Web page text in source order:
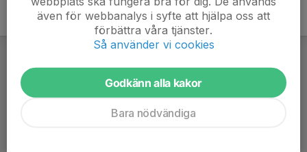
även för webbanalys i syfte att hjälpa oss att
förbättra våra tjänster.
Så använder vi cookies
Godkänn alla kakor
Bara nödvändiga